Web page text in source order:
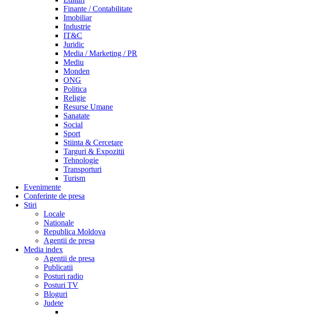
Finante / Contabilitate
Imobiliar
Industrie
IT&C
Juridic
Media / Marketing / PR
Mediu
Monden
ONG
Politica
Religie
Resurse Umane
Sanatate
Social
Sport
Stiinta & Cercetare
Targuri & Expozitii
Tehnologie
Transporturi
Turism
Evenimente
Conferinte de presa
Stiri
Locale
Nationale
Republica Moldova
Agentii de presa
Media index
Agentii de presa
Publicatii
Posturi radio
Posturi TV
Bloguri
Judete